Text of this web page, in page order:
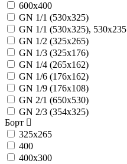
600х400
GN 1/1 (530х325)
GN 1/1 (530х325), 530х235
GN 1/2 (325x265)
GN 1/3 (325x176)
GN 1/4 (265х162)
GN 1/6 (176x162)
GN 1/9 (176x108)
GN 2/1 (650x530)
GN 2/3 (354x325)
Борт
325x265
400
400x300